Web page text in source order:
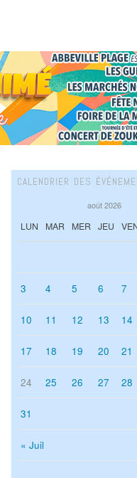
CALENDRIER DES
août 2026
LUN MAR MER JEU
« Juil
3 4 5 6 7
10 11 12 13 14
17 18 19 20 21
24 25 26 27 28
31